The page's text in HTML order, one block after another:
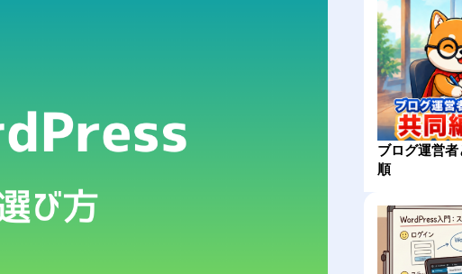
ブログ運営
順